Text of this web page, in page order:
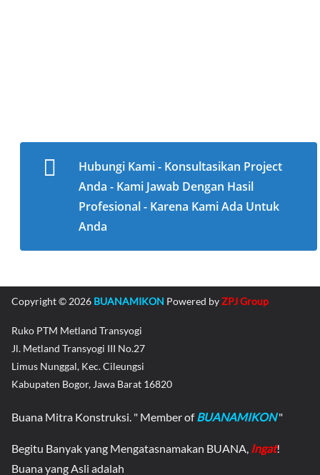
Hubungi Kami - Konsultasikan Project
Anda - Kami Jawab Dengan Hasil
Profesional - Karena Kami Ada Untuk
Anda
Copyright © 2026 BUANAMIKON Powered byZPJ Group
Ruko PTM Metland Transyogi
Jl. Metland Transyogi III No.27
Limus Nunggal, Kec. Cileungsi
Kabupaten Bogor, Jawa Barat 16820
Buana Mitra Konstruksi. " Member ofBUANAMIKON"
Begitu Banyak yang Mengatasnamakan BUANA, Ingat!
Buana yang Asli adalah